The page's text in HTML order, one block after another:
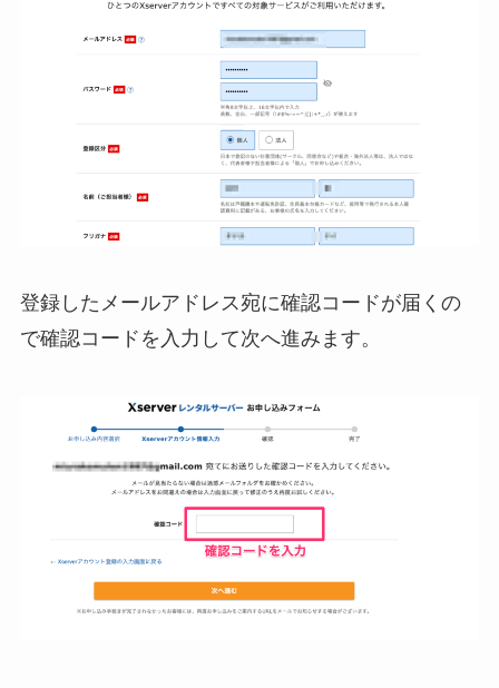
登録したメールアドレス宛に確認コードが届くの
で確認コードを入力して次へ進みます。